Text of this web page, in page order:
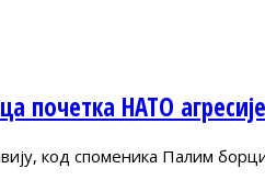
почетка НАТО агресије
код споменика Палим